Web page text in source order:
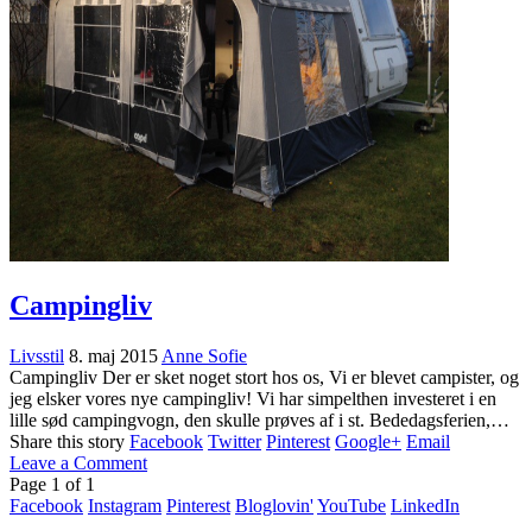
Campingliv
Livsstil 8. maj 2015 Anne Sofie
Campingliv Der er sket noget stort hos os, Vi er blevet campister, og
jeg elsker vores nye campingliv! Vi har simpelthen investeret i en
lille sød campingvogn, den skulle prøves af i st. Bededagsferien,…
Share this story Facebook Twitter Pinterest Google+ Email
Leave a Comment
Page 1 of 1
Facebook Instagram Pinterest Bloglovin'YouTube LinkedIn